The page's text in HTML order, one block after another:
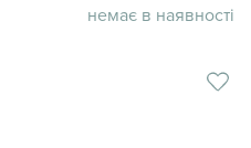
немає в наявності